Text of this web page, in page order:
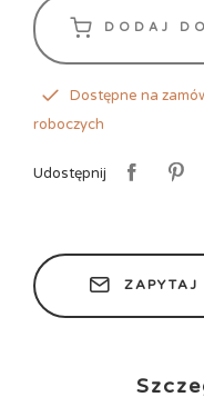
DODAJ
Dostępne na
roboczych
Udostępnij
ZAPYTAJ